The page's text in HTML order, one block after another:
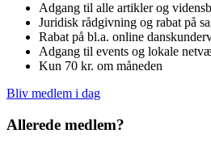
Adgang til alle artikler og
Juridisk rådgivning og rabat på
Rabat på bl.a. online
Adgang til events og lokale
Kun 70 kr. om måneden
Bliv medlem i dag
Allerede medlem?